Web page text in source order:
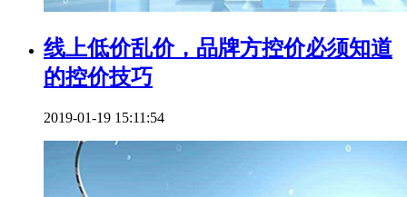
线上低价乱价，品牌方控价必须知道
的控价技巧
2019-01-19 15:11:54